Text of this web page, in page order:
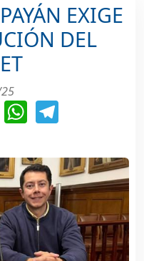
EXIGE
DEL
LinkedInWhatsApp